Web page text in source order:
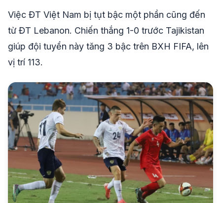
Việc ĐT Việt Nam bị tụt bậc một phần cũng đến
từ ĐT Lebanon. Chiến thắng 1-0 trước Tajikistan
giúp đội tuyển này tăng 3 bậc trên BXH FIFA, lên
vị trí 113.